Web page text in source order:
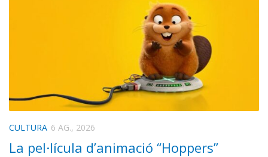
CULTURA 6 AG., 2026
La pel·lícula d’animació “Hoppers”